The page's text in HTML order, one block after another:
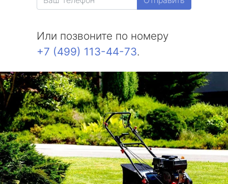
Или позвоните по номеру
+7 (499) 113-44-73.